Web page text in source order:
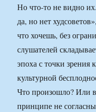
Но что-то не видно
да, но нет
что хочешь, без
слушателей
эпоха с точки зрения
культурной
Что произошло? Или
принципе не